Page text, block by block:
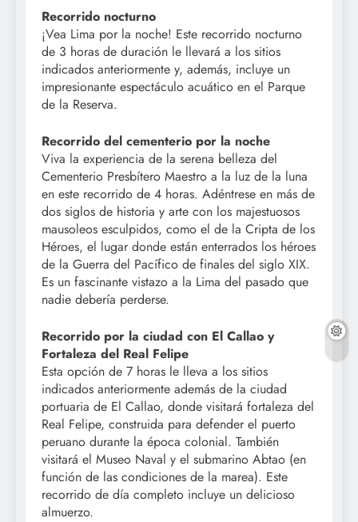
Recorrido nocturno
¡Vea Lima por la noche! Este recorrido nocturno
de 3 horas de duración le llevará a los sitios
indicados anteriormente y, además, incluye un
impresionante espectáculo acuático en el Parque
de la Reserva.
Recorrido del cementerio por la noche
Viva la experiencia de la serena belleza del
Cementerio Presbítero Maestro a la luz de la luna
en este recorrido de 4 horas. Adéntrese en más de
dos siglos de historia y arte con los majestuosos
mausoleos esculpidos, como el de la Cripta de los
Héroes, el lugar donde están enterrados los héroes
de la Guerra del Pacífico de finales del siglo XIX.
Es un fascinante vistazo a la Lima del pasado que
nadie debería perderse.
Recorrido por la ciudad con El Callao y
Fortaleza del Real Felipe
Esta opción de 7 horas le lleva a los sitios
indicados anteriormente además de la ciudad
portuaria de El Callao, donde visitará fortaleza del
Real Felipe, construida para defender el puerto
peruano durante la época colonial. También
visitará el Museo Naval y el submarino Abtao (en
función de las condiciones de la marea). Este
recorrido de día completo incluye un delicioso
almuerzo.